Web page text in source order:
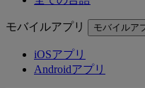
モバイルアプリ モバイルア
iOSアプリ
Androidアプリ